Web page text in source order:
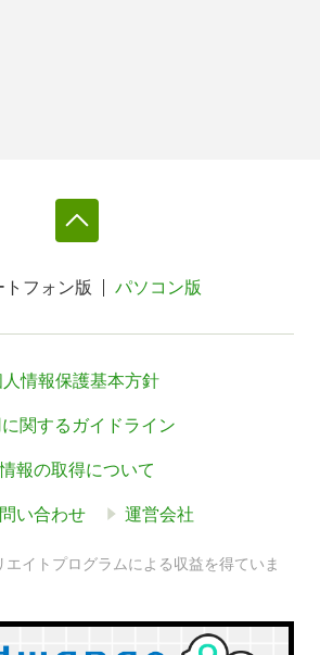
トフォン版 パソコン版
人情報保護基本方針
関するガイドライン
報の取得について
い合わせ 運営会社
イトプログラムによる収益を得ていま